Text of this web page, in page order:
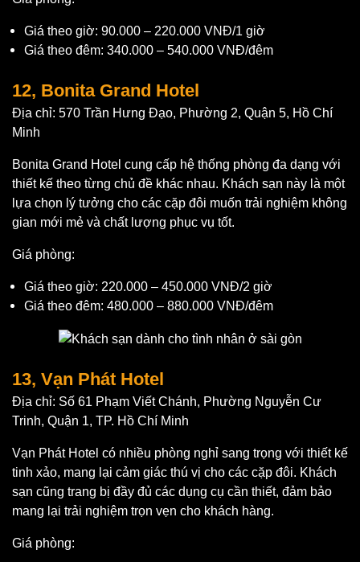
Giá theo giờ: 90.000 – 220.000 VNĐ/1 giờ
Giá theo đêm: 340.000 – 540.000 VNĐ/đêm
12, Bonita Grand Hotel
Địa chỉ: 570 Trần Hưng Đạo, Phường 2, Quận 5, Hồ Chí
Minh
Bonita Grand Hotel cung cấp hệ thống phòng đa dạng với
thiết kế theo từng chủ đề khác nhau. Khách sạn này là một
lựa chọn lý tưởng cho các cặp đôi muốn trải nghiệm không
gian mới mẻ và chất lượng phục vụ tốt.
Giá phòng:
Giá theo giờ: 220.000 – 450.000 VNĐ/2 giờ
Giá theo đêm: 480.000 – 880.000 VNĐ/đêm
13, Vạn Phát Hotel
Địa chỉ: Số 61 Phạm Viết Chánh, Phường Nguyễn Cư
Trinh, Quận 1, TP. Hồ Chí Minh
Vạn Phát Hotel có nhiều phòng nghỉ sang trọng với thiết kế
tinh xảo, mang lại cảm giác thú vị cho các cặp đôi. Khách
sạn cũng trang bị đầy đủ các dụng cụ cần thiết, đảm bảo
mang lại trải nghiệm trọn vẹn cho khách hàng.
Giá phòng: